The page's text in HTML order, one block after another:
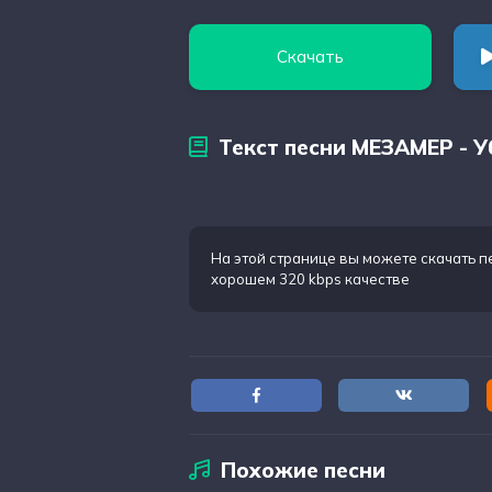
Скачать
Текст песни МЕЗАМЕР -
На этой странице вы можете скачать
хорошем 320 kbps качестве
Похожие песни